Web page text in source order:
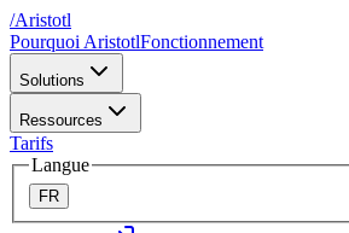
/Aristotl
Pourquoi AristotlFonctionnement
Solutions
Ressources
Tarifs
Langue
FR